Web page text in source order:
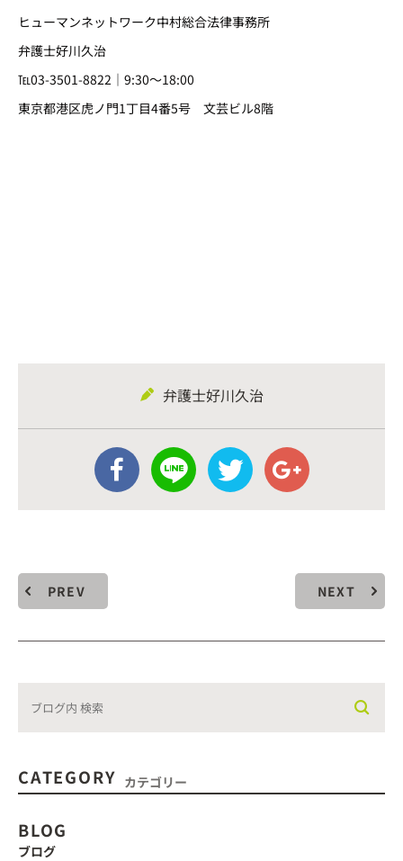
ヒューマンネットワーク中村総合法律事務所
弁護士好川久治
℡03-3501-8822｜9:30～18:00
東京都港区虎ノ門1丁目4番5号 文芸ビル8階
弁護士好川久治
PREV NEXT
CATEGORY カテゴリー
BLOG
ブログ